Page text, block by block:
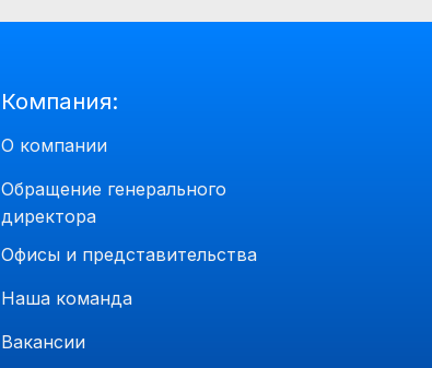
Компания:
О компании
Обращение генерального
директора
Офисы и представительства
Наша команда
Вакансии